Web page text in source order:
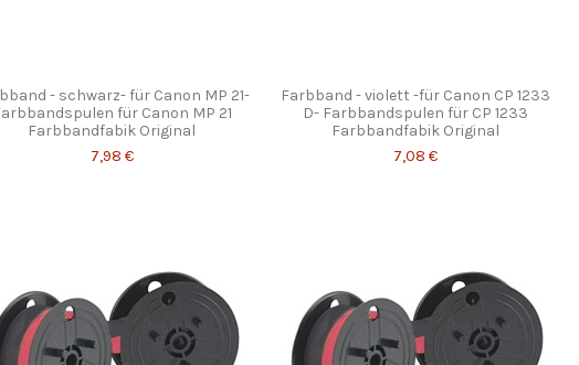
- schwarz- für Canon MP 21-
für Canon MP 21
Farbbandfabik Original
7,98 €
Farbband - violett -für Canon CP 1233
D- Farbbandspulen für CP 1233
Farbbandfabik Original
7,08 €